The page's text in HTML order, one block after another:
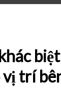
vị trí